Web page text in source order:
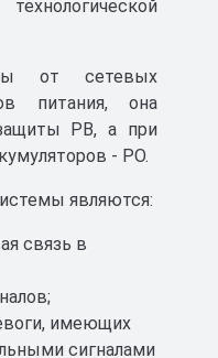
от сетевых
питания, она
РВ, а при
- РО.
являются:
связь в
имеющих
сигналами